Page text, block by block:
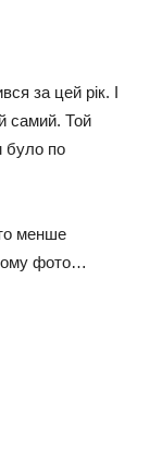
за цей рік. І
самий. Той
було по
менше
фото…